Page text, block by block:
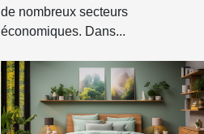
de nombreux secteurs
économiques. Dans...